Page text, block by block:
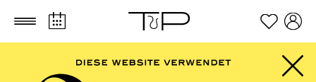
Zum Hauptinhalt springen Zum Footer springen
AALTO MUSIKTHEATER